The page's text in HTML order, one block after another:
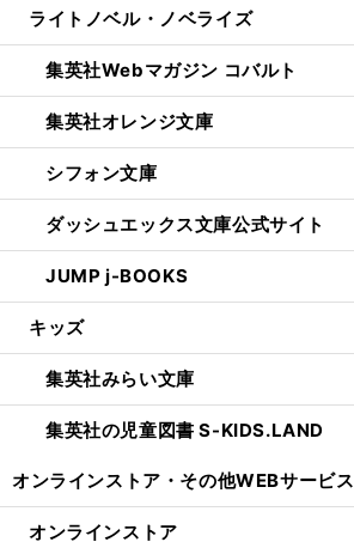
ライトノベル・ノベライズ
集英社Webマガジン コバルト
集英社オレンジ文庫
シフォン文庫
ダッシュエックス文庫公式サイト
JUMP j-BOOKS
キッズ
集英社みらい文庫
集英社の児童図書 S-KIDS.LAND
オンラインストア・ その他WEBサービス
オンラインストア